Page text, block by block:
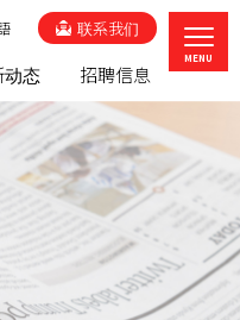
动态 招聘信息
联系我们